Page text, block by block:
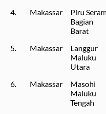
4. Makassar
Piru
Bagian
Barat
5. Makassar
Langgur
Maluku
Utara
6. Makassar
Masohi
Maluku
Tengah